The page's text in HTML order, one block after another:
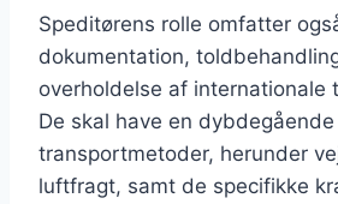
Speditørens rolle omfatter
dokumentation,
overholdelse af internationale
De skal have en
transportmetoder, herunder
luftfragt, samt de specifikke